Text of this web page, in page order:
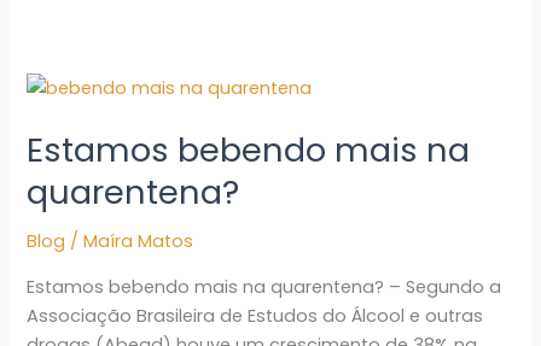
Estamos bebendo mais na
quarentena?
Blog /Maíra Matos
Estamos bebendo mais na quarentena? – Segundo a
Associação Brasileira de Estudos do Álcool e outras
Estamos
mais
quarentena?